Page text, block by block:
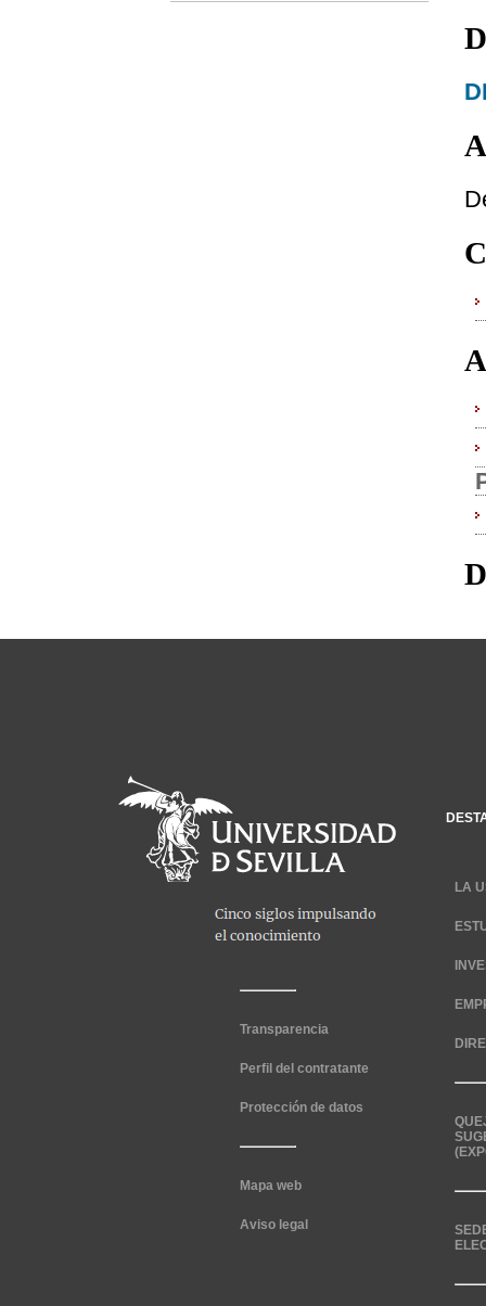
Transparencia
Perfil del contratante
Protección de datos
Mapa web
Aviso legal
LA